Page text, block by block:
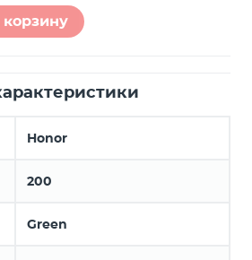
Honor
200
Green